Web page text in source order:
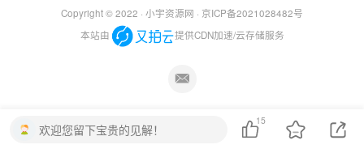
Copyright © 2022 · 小宇资源网 · 京ICP备2021028482号
本站由
提供CDN加速/云存储服务
欢迎您留下宝贵的见解！
15